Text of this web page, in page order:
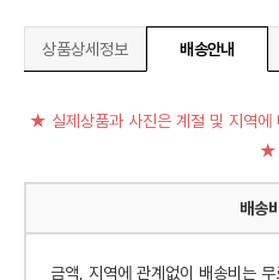
상품상세정보 배송안내
★ 실제상품과 사진은 계절 및 지역에
★
배송
금액, 지역에 관계없이 배송비는 무